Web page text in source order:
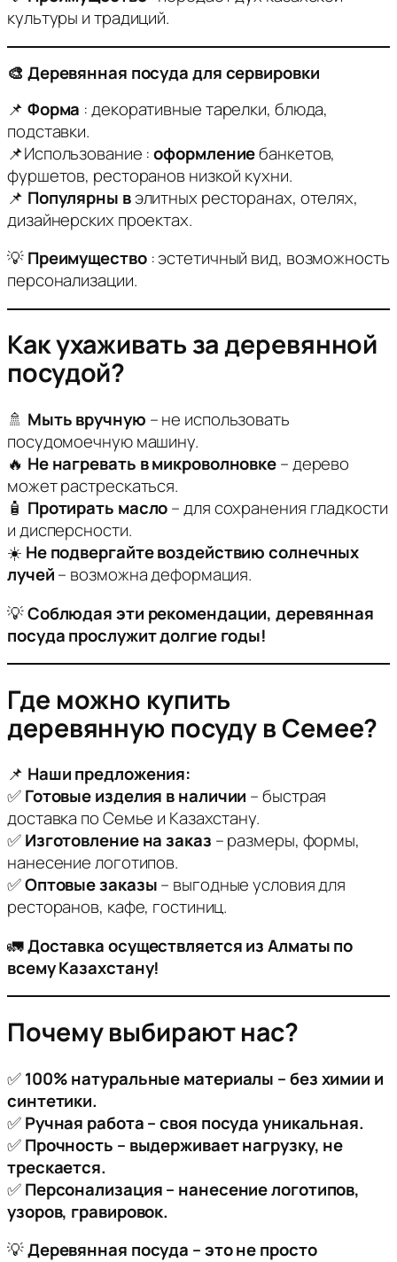
культуры и традиций.
🎨 Деревянная посуда для сервировки
📌 Форма : декоративные тарелки, блюда,
подставки.
📌Использование :оформлениебанкетов,
фуршетов, ресторанов низкой кухни.
📌 Популярны вэлитных ресторанах, отелях,
дизайнерских проектах.
💡Преимущество: эстетичный вид, возможность
персонализации.
Как ухаживать за деревянной
посудой?
🚿 Мыть вручную – не использовать
посудомоечную машину.
🔥 Не нагревать в микроволновке– дерево
может растрескаться.
🧴 Протирать масло– для сохранения гладкости
и дисперсности.
☀️ Не подвергайте воздействию солнечных
лучей– возможна деформация.
💡Соблюдая эти рекомендации, деревянная
посуда прослужит долгие годы!
Где можно купить
деревянную посуду в Семее?
📌 Наши предложения:
✅Готовые изделия в наличии – быстрая
доставка по Семье и Казахстану.
✅Изготовление на заказ – размеры, формы,
нанесение логотипов.
✅Оптовые заказы– выгодные условия для
ресторанов, кафе, гостиниц.
🚛Доставка осуществляется из Алматы по
всему Казахстану!
Почему выбирают нас?
✅100% натуральные материалы – без химии и
синтетики.
✅Ручная работа – своя посуда уникальная.
✅Прочность – выдерживает нагрузку, не
трескается.
✅Персонализация – нанесение логотипов,
узоров, гравировок.
💡Деревянная посуда – это не просто